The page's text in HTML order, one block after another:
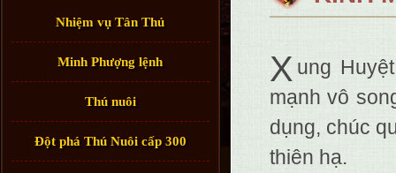
Nhiệm vụ Tân Thủ
Minh Phượng lệnh
Thú nuôi
Đột phá Thú Nuôi cấp 300
X ung
mạnh vô
dụng, chúc
thiên hạ.